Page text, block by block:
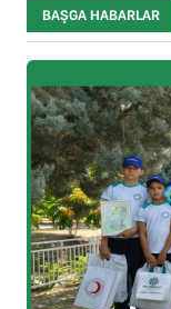
BAŞGA HABARLAR